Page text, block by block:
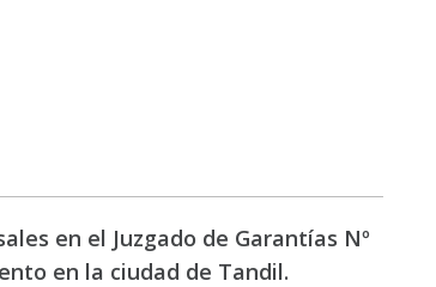
en el Juzgado de Garantías Nº
en la ciudad de Tandil.